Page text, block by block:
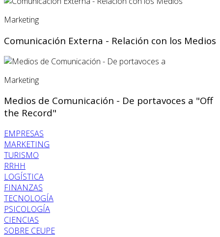
Marketing
Comunicación Externa - Relación con los Medios
Marketing
Medios de Comunicación - De portavoces a "Off
the Record"
EMPRESAS
MARKETING
TURISMO
RRHH
LOGÍSTICA
FINANZAS
TECNOLOGÍA
PSICOLOGÍA
CIENCIAS
SOBRE CEUPE